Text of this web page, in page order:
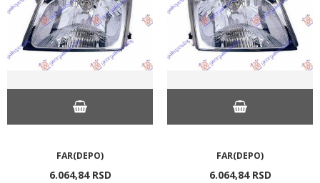
FAR(DEPO)
6.064,84 RSD
FAR(DEPO)
6.064,84 RSD